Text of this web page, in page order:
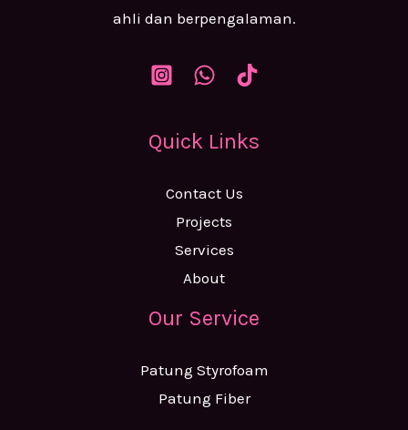
ahli dan berpengalaman.
Quick Links
Contact Us
Projects
Services
About
Our Service
Patung Styrofoam
Patung Fiber